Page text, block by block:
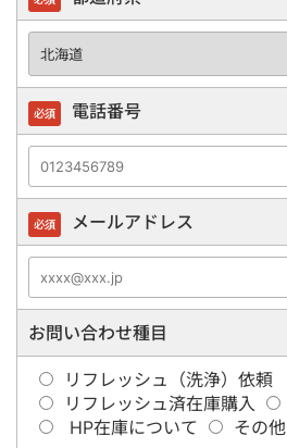
必須 電話番号
必須 メールアドレス
お問い合わせ種目
リフレッシュ（洗浄）依頼
リフレッシュ済在庫購入
HP在庫について
その他